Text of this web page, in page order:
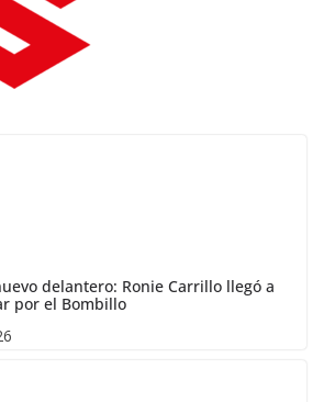
delantero: Ronie Carrillo llegó a
por el Bombillo